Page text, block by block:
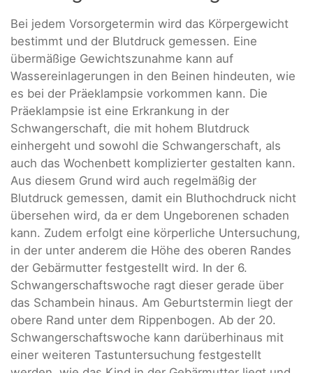
Bei jedem Vorsorgetermin wird das Körpergewicht
bestimmt und der Blutdruck gemessen. Eine
übermäßige Gewichtszunahme kann auf
Wassereinlagerungen in den Beinen hindeuten, wie
es bei der Präeklampsie vorkommen kann. Die
Präeklampsie ist eine Erkrankung in der
Schwangerschaft, die mit hohem Blutdruck
einhergeht und sowohl die Schwangerschaft, als
auch das Wochenbett komplizierter gestalten kann.
Aus diesem Grund wird auch regelmäßig der
Blutdruck gemessen, damit ein Bluthochdruck nicht
übersehen wird, da er dem Ungeborenen schaden
kann. Zudem erfolgt eine körperliche Untersuchung,
in der unter anderem die Höhe des oberen Randes
der Gebärmutter festgestellt wird. In der 6.
Schwangerschaftswoche ragt dieser gerade über
das Schambein hinaus. Am Geburtstermin liegt der
obere Rand unter dem Rippenbogen. Ab der 20.
Schwangerschaftswoche kann darüberhinaus mit
einer weiteren Tastuntersuchung festgestellt